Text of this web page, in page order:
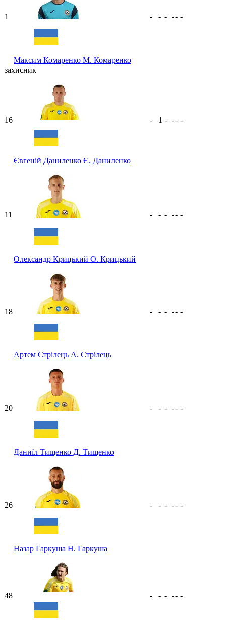
1
Максим Комаренко М. Комаренко
- - - -- -
захисник
16
Євгеній Даниленко Є. Даниленко
- 1 - -- -
11
Олександр Крицький О. Крицький
- - - -- -
18
Артем Стрілець А. Стрілець
- - - -- -
20
Даниїл Тищенко Д. Тищенко
- - - -- -
26
Назар Гаркуша Н. Гаркуша
- - - -- -
48 - - - -- -